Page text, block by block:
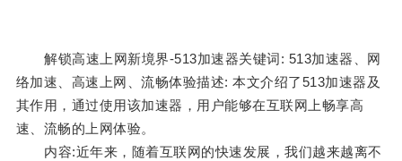
解锁高速上网新境界-513加速器关键词: 513加速器、网
络加速、高速上网、流畅体验描述: 本文介绍了513加速器及
其作用，通过使用该加速器，用户能够在互联网上畅享高
速、流畅的上网体验。
内容:近年来，随着互联网的快速发展，我们越来越离不